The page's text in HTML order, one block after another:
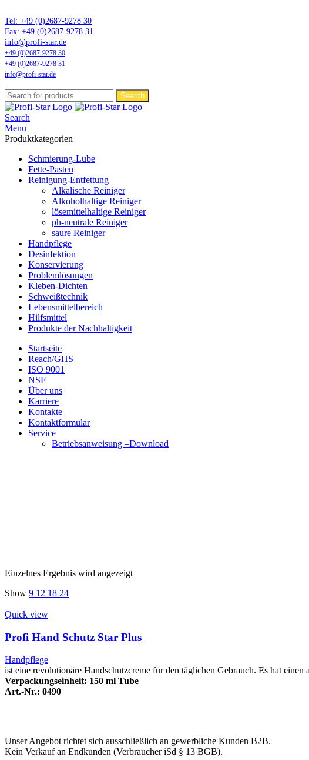
Tel: +49 (0)2687-9278 30
Fax: +49 (0)2687-9278 31
info@profi-star.de
+49 (0)2687-9278 30
+49 (0)2687-9278 31
info@profi-star.de
Search
Search
Menu
Produktkategorien
Schmierung-Lube
Fette-Pasten
Reinigung-Entfettung
Alkalische Reiniger
Alkoholhaltige Reiniger
lösemittelhaltige Reiniger
ph-neutrale Reiniger
saure Reiniger
Handpflege
Desinfektion
Konservierung
Problemlösungen
Kleben-Dichten
Schweißtechnik
Lebensmittelbereich
Hilfsmittel
Produkte der Nachhaltigkeit
Startseite
Reach/GHS
ISO 9001
NSF
Über uns
Karriere
Kontakte
Kontaktformular
Service
Betriebsanweisung –Download
Einzelnes Ergebnis wird angezeigt
Show 9 12 18 24
Quick view
Profi Hand Schutz Star Plus
Handpflege
ist eine revolutionäre Handschutzcreme für den täglichen Gebrauch. Es hat
Verpackungseinheit: 150 ml Tube
Art.-Nr.: 0490
Unser Angebot richtet sich ausschließlich an gewerbliche Kunden B2B.
Kein Verkauf an Endkunden (Verbraucher iSd § 13 BGB).